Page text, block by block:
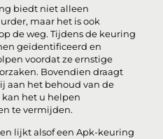
biedt niet alleen
maar het is ook
de weg. Tijdens de keuring
geïdentificeerd en
voordat ze ernstige
Bovendien draagt
aan het behoud van de
het u helpen
te vermijden.
lijkt alsof een Apk-keuring